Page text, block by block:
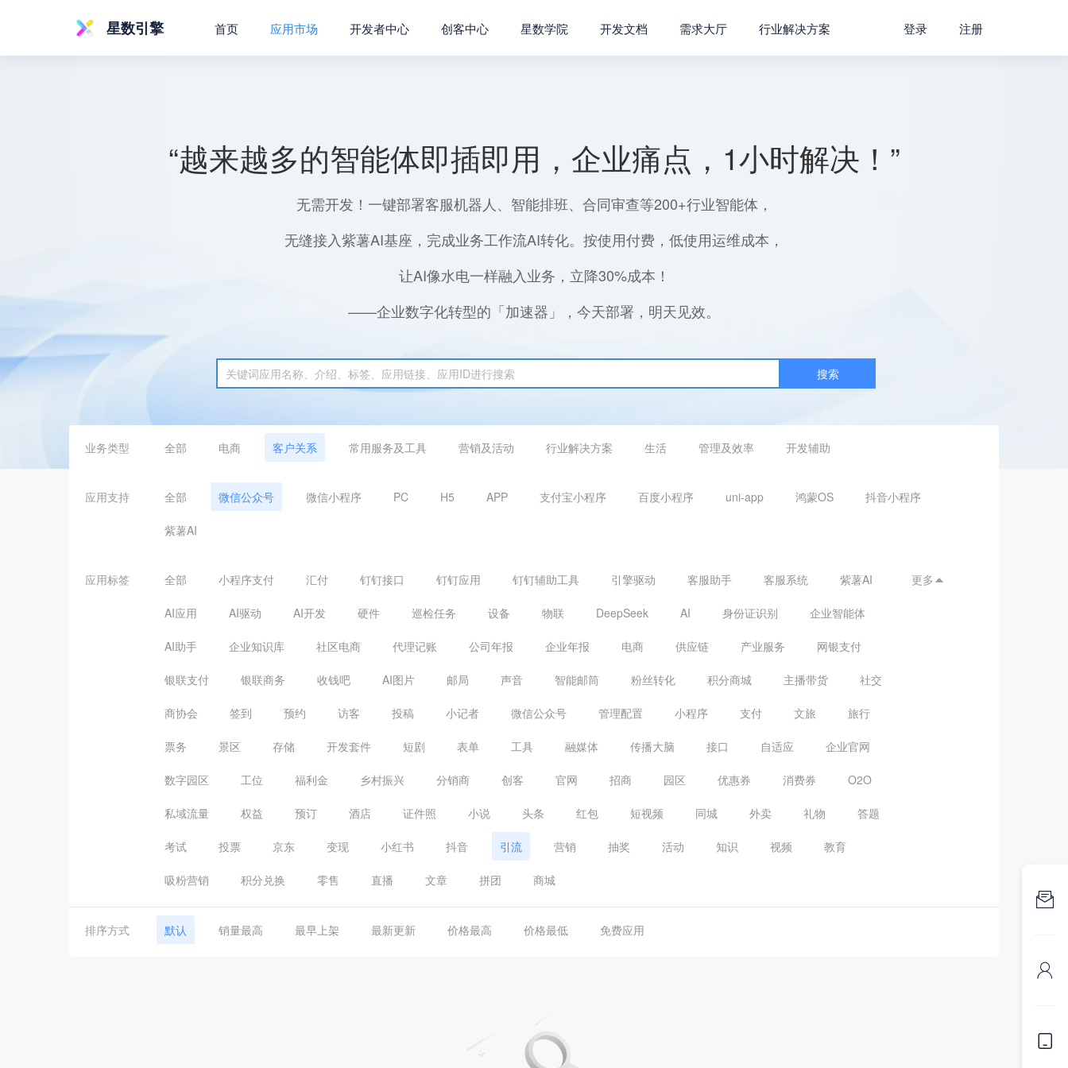
星数引擎 首页 应用市场 开发者中心 创客中心 星数学院 开发文档 需求大厅 行业解决方案 登录 注册
“越来越多的智能体即插即用，企业痛点，1小时解决！”
无需开发！一键部署客服机器人、智能排班、合同审查等200+行业智能体，
无缝接入紫薯AI基座，完成业务工作流AI转化。按使用付费，低使用运维成本，
让AI像水电一样融入业务，立降30%成本！
——企业数字化转型的「加速器」，今天部署，明天见效。
搜索
业务类型 全部 电商 客户关系 常用服务及工具 营销及活动 行业解决方案 生活 管理及效率 开发辅助
应用支持 全部 微信公众号 微信小程序 PC H5 APP 支付宝小程序 百度小程序 uni-app 鸿蒙OS 抖音小程序
紫薯AI
应用标签 全部 小程序支付 汇付 钉钉接口 钉钉应用 钉钉辅助工具 引擎驱动 客服助手 客服系统 紫薯AI
AI应用 AI驱动 AI开发 硬件 巡检任务 设备 物联 DeepSeek AI 身份证识别 企业智能体
AI助手 企业知识库 社区电商 代理记账 公司年报 企业年报 电商 供应链 产业服务 网银支付
银联支付 银联商务 收钱吧 AI图片 邮局 声音 智能邮筒 粉丝转化 积分商城 主播带货 社交
商协会 签到 预约 访客 投稿 小记者 微信公众号 管理配置 小程序 支付 文旅 旅行
票务 景区 存储 开发套件 短剧 表单 工具 融媒体 传播大脑 接口 自适应 企业官网
数字园区 工位 福利金 乡村振兴 分销商 创客 官网 招商 园区 优惠券 消费券 O2O
私域流量 权益 预订 酒店 证件照 小说 头条 红包 短视频 同城 外卖 礼物 答题
考试 投票 京东 变现 小红书 抖音 引流 营销 抽奖 活动 知识 视频 教育
吸粉营销 积分兑换 零售 直播 文章 拼团 商城
更多 
排序方式 默认 销量最高 最早上架 最新更新 价格最高 价格最低 免费应用


